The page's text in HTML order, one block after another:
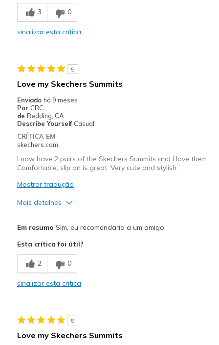
Breathe Well
Comfortable
Casual Wear
Travel
Width
Sizing
View On Shoes
Shoes are for Wearing
3 0
sinalizar esta crítica
5
Love my Skechers Summits
Enviado há 9 meses
Por CRC
de Redding, CA
Describe Yourself Casual
CRÍTICA EM
skechers.com
I now have 2 pairs of the Skechers Summits and I love them.
Comfortable, slip on is great. Very cute and stylish.
Mostrar tradução
Mais detalhes
Comfortable
Stylish
Em resumo Sim, eu recomendaria a um amigo
Esta crítica foi útil?
2 0
sinalizar esta crítica
5
Love my Skechers Summits